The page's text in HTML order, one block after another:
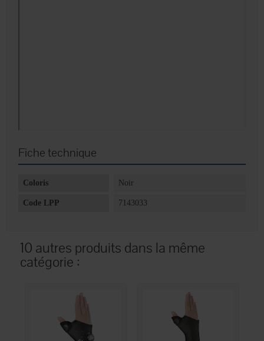
Fiche technique
Coloris Noir
Code LPP 7143033
10 autres produits dans la même
catégorie :